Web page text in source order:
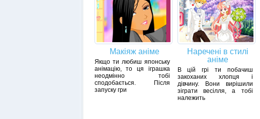
Макіяж аніме
Якщо ти любиш японську
анімацію, то ця іграшка
неодмінно тобі
сподобається. Після
запуску гри
Наречені в стилі
аніме
В цій грі ти побачиш
закоханих хлопця і
дівчину. Вони вирішили
зіграти весілля, а тобі
належить